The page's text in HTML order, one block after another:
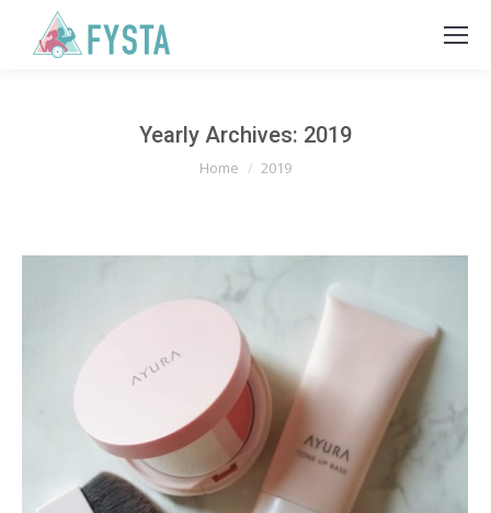
Yearly Archives: 2019
You are here:
Home 2019